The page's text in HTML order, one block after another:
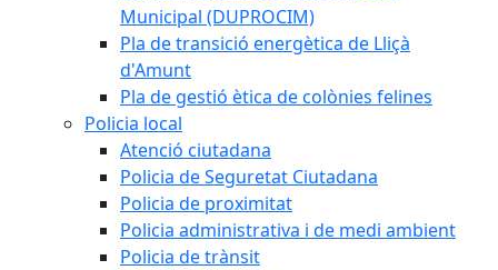
Municipal (DUPROCIM)
Pla de transició energètica de Lliçà
d'Amunt
Pla de gestió ètica de colònies felines
Policia local
Atenció ciutadana
Policia de Seguretat Ciutadana
Policia de proximitat
Policia administrativa i de medi ambient
Policia de trànsit